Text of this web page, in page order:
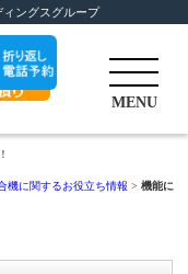
ングスグループ
電話予
MENU
機に関するお役立ち情報 >機能に